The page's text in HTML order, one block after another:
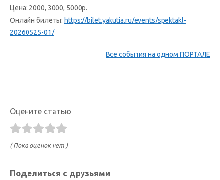
Цена: 2000, 3000, 5000р.
Онлайн билеты: https://bilet.yakutia.ru/events/spektakl-
20260525-01/
Все события на одном ПОРТАЛЕ
Оцените статью
( Пока оценок нет )
Поделиться с друзьями